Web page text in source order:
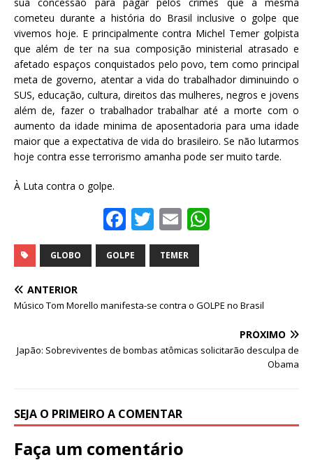
cometeu durante a história do Brasil inclusive o golpe que
vivemos hoje. E principalmente contra Michel Temer golpista
que além de ter na sua composição ministerial atrasado e
afetado espaços conquistados pelo povo, tem como principal
meta de governo, atentar a vida do trabalhador diminuindo o
SUS, educação, cultura, direitos das mulheres, negros e jovens
além de, fazer o trabalhador trabalhar até a morte com o
aumento da idade minima de aposentadoria para uma idade
maior que a expectativa de vida do brasileiro. Se não lutarmos
hoje contra esse terrorismo amanha pode ser muito tarde.
À Luta contra o golpe.
F
a
c
b
o
T
w
it
r
E
m
ai
A
p
GLOBO GOLPE TEMER
ANTERIOR
Músico Tom Morello manifesta-se contra o GOLPE no Brasil
PRÓXIMO
Japão: Sobreviventes de bombas atômicas solicitarão desculpa de
Obama
SEJA O PRIMEIRO A COMENTAR
Faça um comentário